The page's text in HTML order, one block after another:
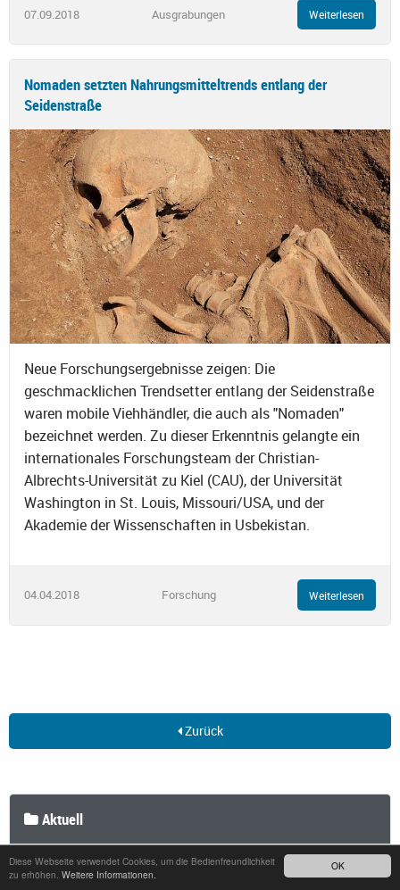
OK
Diese Webseite verwendet Cookies, um die Bedienfreundlichkeit
zu erhöhen. Weitere Informationen.
07.09.2018 Ausgrabungen Weiterlesen
Nomaden setzten Nahrungsmitteltrends entlang der
Seidenstraße
Neue Forschungsergebnisse zeigen: Die
geschmacklichen Trendsetter entlang der Seidenstraße
waren mobile Viehhändler, die auch als "Nomaden"
bezeichnet werden. Zu dieser Erkenntnis gelangte ein
internationales Forschungsteam der Christian-
Albrechts-Universität zu Kiel (CAU), der Universität
Washington in St. Louis, Missouri/USA, und der
Akademie der Wissenschaften in Usbekistan.
04.04.2018 Forschung Weiterlesen
Zurück
Aktuell
Nachrichten